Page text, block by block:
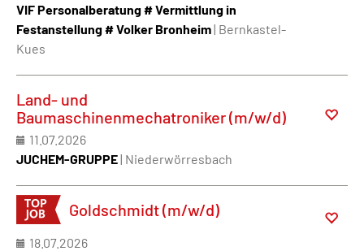
VIF Personalberatung # Vermittlung in
Festanstellung # Volker Bronheim| Bernkastel-
Kues
Land- und
Baumaschinenmechatroniker (m/w/d)
11.07.2026
JUCHEM-GRUPPE| Niederwörresbach
Goldschmidt (m/w/d)
18.07.2026